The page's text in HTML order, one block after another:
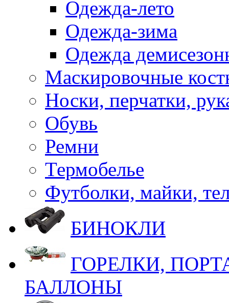
Одежда-лето
Одежда-зима
Одежда
Маскировочные
Носки, перчатки,
Обувь
Ремни
Термобелье
Футболки, майки,
БИНОКЛИ
ГОРЕЛКИ,
БАЛЛОНЫ